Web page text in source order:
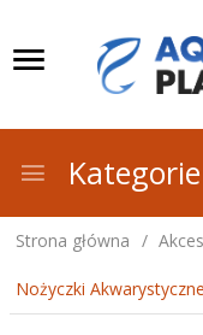
Kategorie
Strona główna
Nożyczki